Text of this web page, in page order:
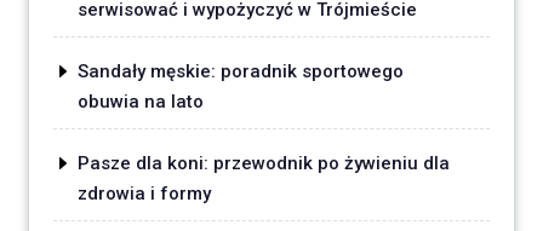
serwisować i wypożyczyć w Trójmieście
Sandały męskie: poradnik sportowego
obuwia na lato
Pasze dla koni: przewodnik po żywieniu dla
zdrowia i formy